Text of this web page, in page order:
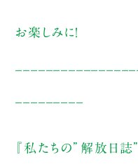
お楽しみに！
『私たちの”解放日誌”